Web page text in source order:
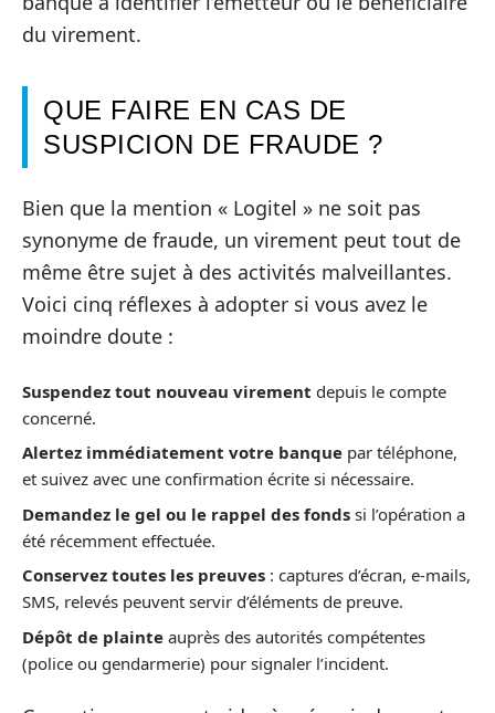
du virement.
QUE FAIRE EN CAS DE
SUSPICION DE FRAUDE ?
Bien que la mention « Logitel » ne soit pas
synonyme de fraude, un virement peut tout de
même être sujet à des activités malveillantes.
Voici cinq réflexes à adopter si vous avez le
moindre doute :
Suspendez tout nouveau virement depuis le compte
concerné.
Alertez immédiatement votre banque par téléphone,
et suivez avec une confirmation écrite si nécessaire.
Demandez le gel ou le rappel des fonds si l’opération a
été récemment effectuée.
Conservez toutes les preuves : captures d’écran, e-mails,
SMS, relevés peuvent servir d’éléments de preuve.
Dépôt de plainte auprès des autorités compétentes
(police ou gendarmerie) pour signaler l’incident.